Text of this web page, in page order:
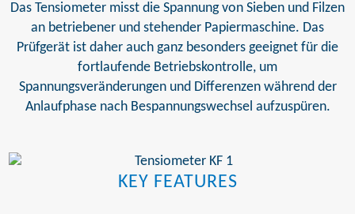
Das Tensiometer misst die Spannung von Sieben und Filzen
an betriebener und stehender Papiermaschine. Das
Prüfgerät ist daher auch ganz besonders geeignet für die
fortlaufende Betriebskontrolle, um
Spannungsveränderungen und Differenzen während der
Anlaufphase nach Bespannungswechsel aufzuspüren.
KEY FEATURES